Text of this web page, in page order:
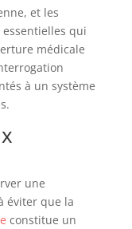
et les
qui
médicale
à un système
une
éviter que la
constitue un